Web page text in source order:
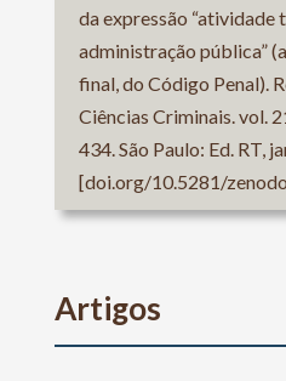
da expressão “atividade
administração pública”
final, do Código Penal).
Ciências Criminais. vol.
434. São Paulo: Ed. RT,
[doi.org/10.5281/
Artigos